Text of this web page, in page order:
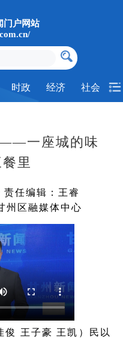
门户网站
时政 经济 社会
一座城的味
里
责任编辑：王睿
州区融媒体中心
俊 王子豪 王凯）民以